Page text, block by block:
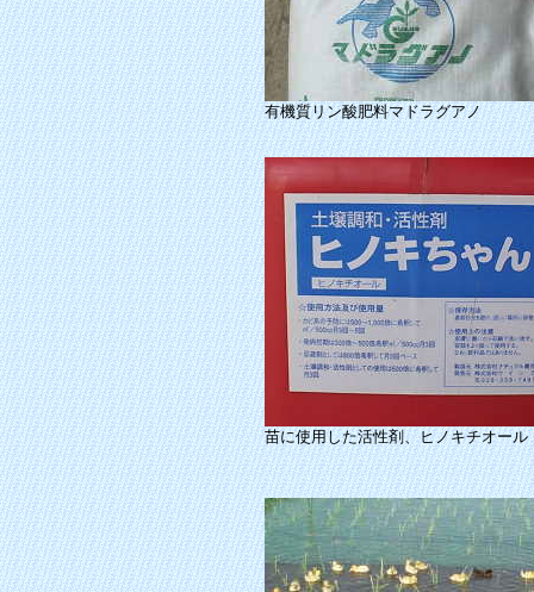
有機質リン酸肥料マドラグアノ
苗に使用した活性剤、ヒノキチオール